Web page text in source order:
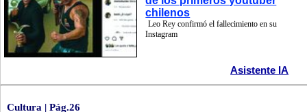
chilenos
Leo Rey confirmó el fallecimiento en su
Instagram
Asistente IA
Cultura | Pág.26